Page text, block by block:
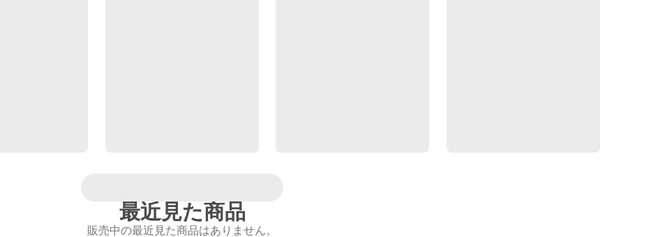
最近見た商品
販売中の最近見た商品はありません。